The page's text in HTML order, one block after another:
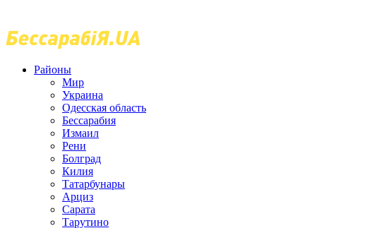
Районы
Мир
Украина
Одесская область
Бессарабия
Измаил
Рени
Болград
Килия
Татарбунары
Арциз
Сарата
Тарутино